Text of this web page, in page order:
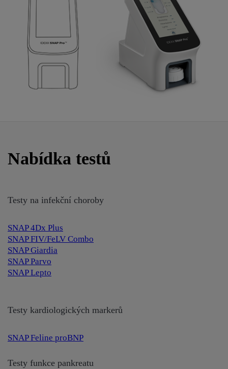
Nabídka testů
Testy na infekční choroby
SNAP 4Dx Plus
SNAP FIV/FeLV Combo
SNAP Giardia
SNAP Parvo
SNAP Lepto
Testy kardiologických markerů
SNAP Feline proBNP
Testy funkce pankreatu